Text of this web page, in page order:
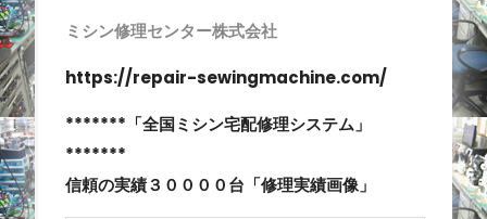
ミシン修理センター株式会社
https://repair-sewingmachine.com/
*******「全国ミシン宅配修理システム」
*******
信頼の実績３００００台「修理実績画像」